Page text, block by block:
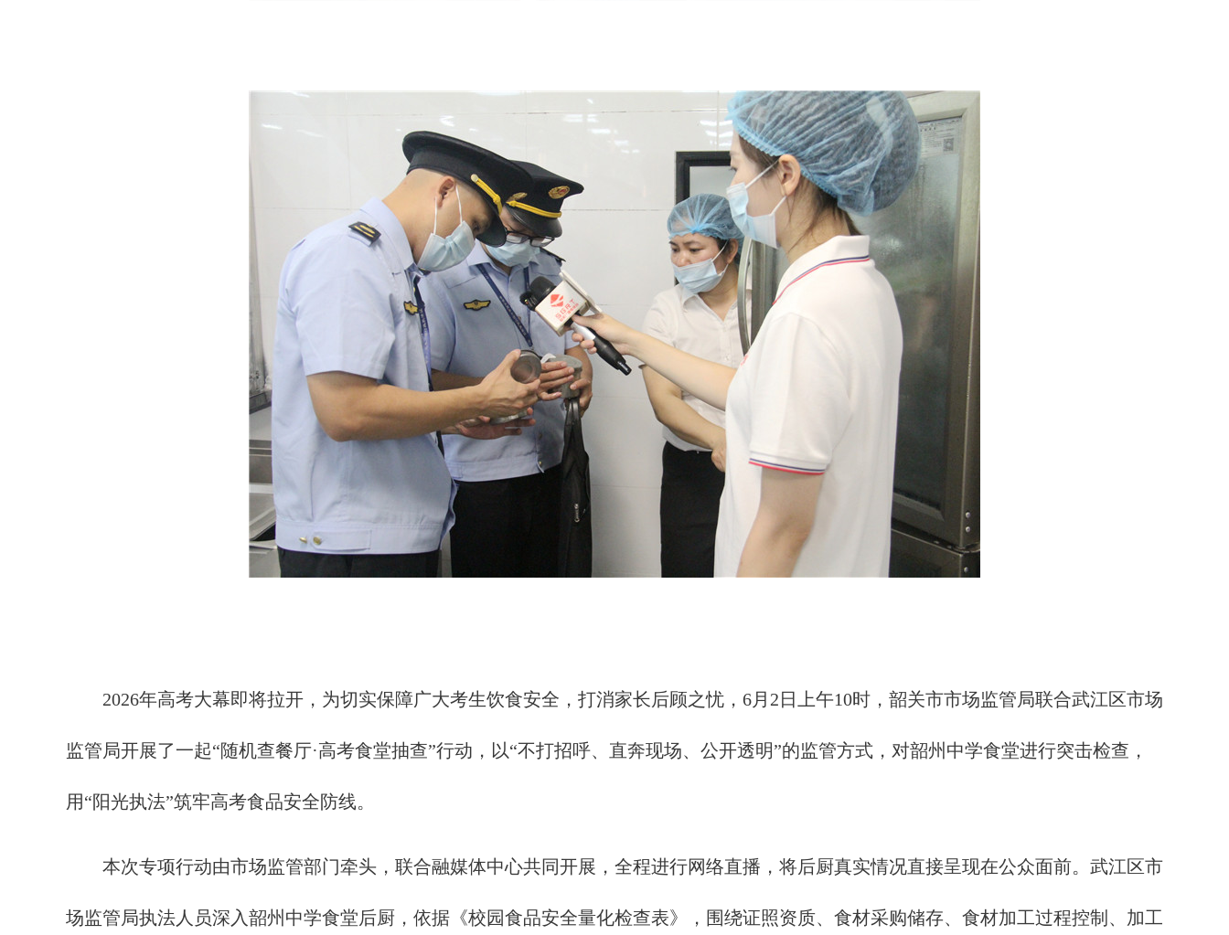
2026年高考大幕即将拉开，为切实保障广大考生饮食安全，打消家长后顾之忧，6月2日上午10时，韶关市市场监管局联合武江区市场
监管局开展了一起“随机查餐厅·高考食堂抽查”行动，以“不打招呼、直奔现场、公开透明”的监管方式，对韶州中学食堂进行突击检查，
用“阳光执法”筑牢高考食品安全防线。
本次专项行动由市场监管部门牵头，联合融媒体中心共同开展，全程进行网络直播，将后厨真实情况直接呈现在公众面前。武江区市
场监管局执法人员深入韶州中学食堂后厨，依据《校园食品安全量化检查表》，围绕证照资质、食材采购储存、食材加工过程控制、加工